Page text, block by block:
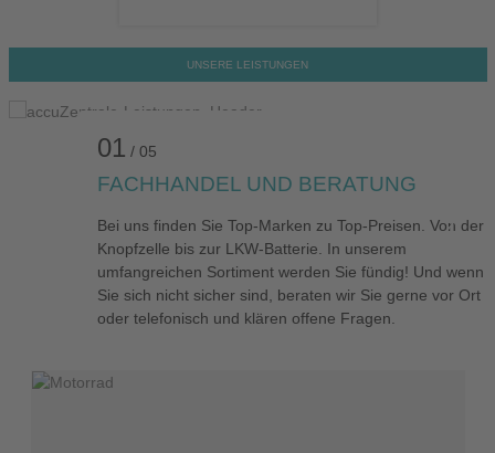
Bildergalerie überspringen
01 / 05
FACHHANDEL UND BERATUNG
Bei uns finden Sie Top-Marken zu Top-Preisen. Von der
Knopfzelle bis zur LKW-Batterie. In unserem
umfangreichen Sortiment werden Sie fündig! Und wenn
Sie sich nicht sicher sind, beraten wir Sie gerne vor Ort
oder telefonisch und klären offene Fragen.
Kategoriegalerie überspringen